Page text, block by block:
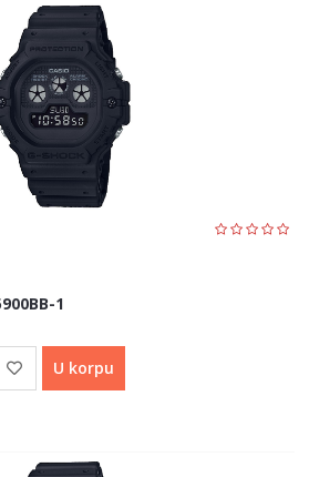
1
U korpu